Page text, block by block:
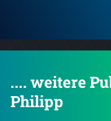
.... weitere
Philipp